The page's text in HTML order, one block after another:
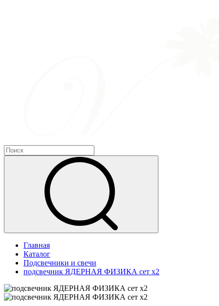
Главная
Каталог
Подсвечники и свечи
подсвечник ЯДЕРНАЯ ФИЗИКА сет х2